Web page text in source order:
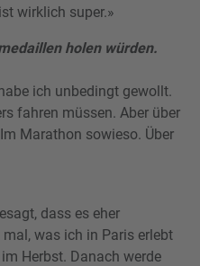
wirklich super.»
holen würden.
ich unbedingt gewollt.
fahren müssen. Aber über
Marathon sowieso. Über
dass es eher
was ich in Paris erlebt
Herbst. Danach werde